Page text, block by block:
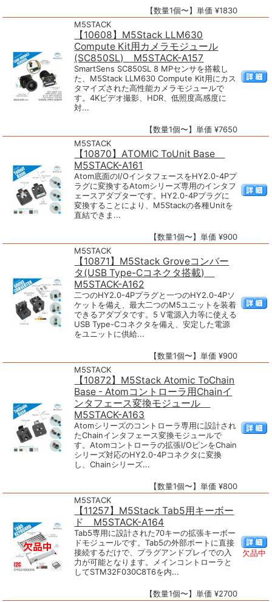
【数量1個〜】単価 ¥1830
M5STACK
【10608】M5Stack LLM630
Compute Kit用カメラモジュール
(SC850SL) M5STACK-A157
SmartSens SC850SL 8 MPセンサを搭載し
た、M5Stack LLM630 Compute Kit用にカス
タマイズされた高性能カメラモジュールで
す。4Kビデオ撮影、HDR、低照度高感度に
対...
【数量1個〜】単価 ¥7650
M5STACK
【10870】ATOMIC ToUnit Base
M5STACK-A161
Atom底面のI/OインタフェースをHY2.0-4Pプ
ラグに変換するAtomシリーズ専用のインタフ
ェースアダプターです。HY2.0-4Pプラグに
変換することにより、M5Stackの各種Unitを
直結できま...
【数量1個〜】単価 ¥900
M5STACK
【10871】M5Stack Groveコンバー
タ(USB Type-Cコネクタ搭載)
M5STACK-A162
二つのHY2.0-4Pプラグと一つのHY2.0-4Pソ
ケットを備え、最大二つのM5ユニットを装着
できるアダプタです。5 V電源入力等に使える
USB Type-Cコネクタを備え、安定した電源
をユニットに供給...
【数量1個〜】単価 ¥900
M5STACK
【10872】M5Stack Atomic ToChain
Base - Atomコントローラ用Chainイ
ンタフェース変換モジュール
M5STACK-A163
Atomシリーズのコントローラ専用に設計され
たChainインタフェース変換モジュールで
す。Atomコントローラの拡張I/OピンをChain
シリーズ対応のHY2.0-4Pコネクタに変換
し、Chainシリーズ...
【数量1個〜】単価 ¥800
M5STACK
【11257】M5Stack Tab5用キーボー
ド M5STACK-A164
Tab5専用に設計された70キーの拡張キーボー
ドモジュールです。Tab5の外部ポートに直接
接続するだけで、プラグアンドプレイでの入
力が可能となります。メインコントローラと
してSTM32F030C8T6を内...
【数量1個〜】単価 ¥2700
欠品中